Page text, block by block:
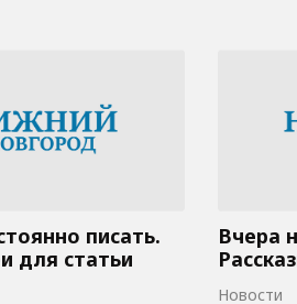
писать.
для статьи
Вчера
Новости